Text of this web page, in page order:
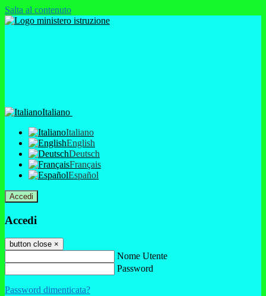
Salta al contenuto
Italiano
Italiano
English
Deutsch
Français
Español
Accedi
Accedi
button close ×
Nome Utente
Password
Password dimenticata?